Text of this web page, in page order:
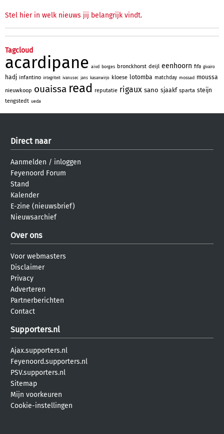
Stel hier in welk nieuws jij belangrijk vindt.
Tagcloud
acardipane aivd borges bronckhorst deijl eenhoorn fifa givairo
hadj infantino integriteit ivanusec jans kasanwirjo kloese lotomba matchday mossad moussa
nieuwkoop ouaissa read reputatie rigaux sano sjaakf sparta steijn
tengstedt ueda
Direct naar
Aanmelden / inloggen
Feyenoord Forum
Stand
Kalender
E-zine (nieuwsbrief)
Nieuwsarchief
Over ons
Voor webmasters
Disclaimer
Privacy
Adverteren
Partnerberichten
Contact
Supporters.nl
Ajax.supporters.nl
Feyenoord.supporters.nl
PSV.supporters.nl
Sitemap
Mijn voorkeuren
Cookie-instellingen